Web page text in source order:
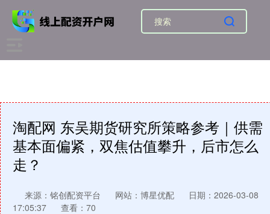
淘配网 东吴期货研究所策略参考｜供需
基本面偏紧，双焦估值攀升，后市怎么
走？
来源：铭创配资平台 网站：博星优配
日期：2026-03-08
17:05:37
查看：70